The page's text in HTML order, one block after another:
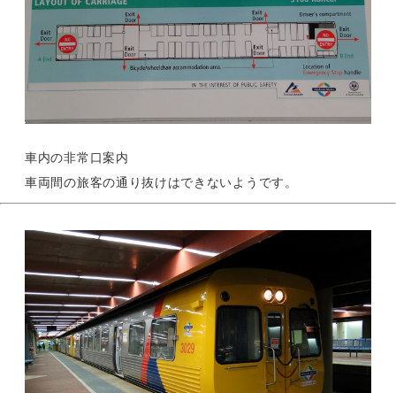
車内の非常口案内
車両間の旅客の通り抜けはできないようです。